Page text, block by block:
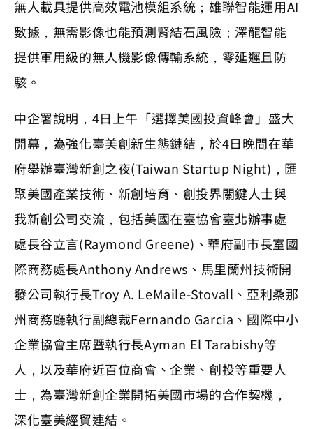
無人載具提供高效電池模組系統；雄聯智能運用AI
數據，無需影像也能預測腎結石風險；澤龍智能
提供軍用級的無人機影像傳輸系統，零延遲且防
駭。
中企署說明，4日上午「選擇美國投資峰會」盛大
開幕，為強化臺美創新生態鏈結，於4日晚間在華
府舉辦臺灣新創之夜(Taiwan Startup Night)，匯
聚美國產業技術、新創培育、創投界關鍵人士與
我新創公司交流，包括美國在臺協會臺北辦事處
處長谷立言(Raymond Greene)、華府副市長室國
際商務處長Anthony Andrews、馬里蘭州技術開
發公司執行長Troy A. LeMaile-Stovall、亞利桑那
州商務廳執行副總裁Fernando Garcia、國際中小
企業協會主席暨執行長Ayman El Tarabishy等
人，以及華府近百位商會、企業、創投等重要人
士，為臺灣新創企業開拓美國市場的合作契機，
深化臺美經貿連結。